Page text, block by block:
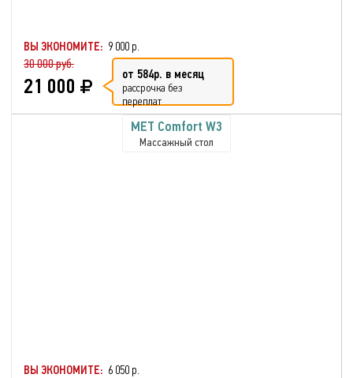
ВЫ ЭКОНОМИТЕ: 9 000 р.
30 000 руб.
21 000 от 584р. в месяц
рассрочка без
переплат
MET Comfort W3
Массажный стол
ВЫ ЭКОНОМИТЕ: 6 050 р.